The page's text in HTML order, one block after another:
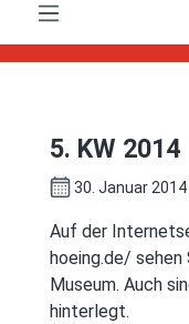
5. KW 2014
30. Januar 2014
Auf der
hoeing.de/ sehen
Museum. Auch
hinterlegt.